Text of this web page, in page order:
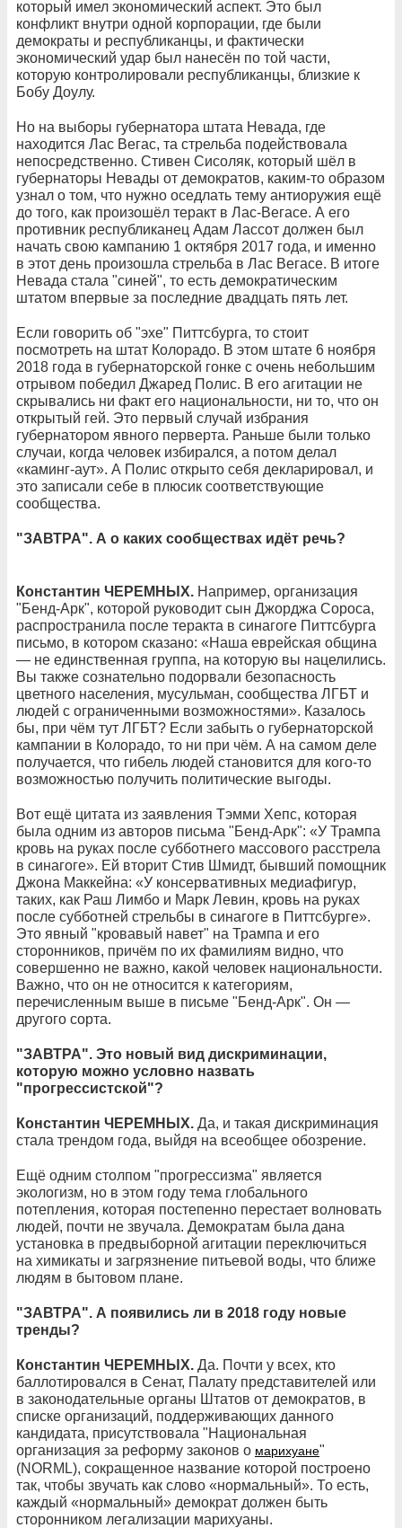
который имел экономический аспект. Это был
конфликт внутри одной корпорации, где были
демократы и республиканцы, и фактически
экономический удар был нанесён по той части,
которую контролировали республиканцы, близкие к
Бобу Доулу.
Но на выборы губернатора штата Невада, где
находится Лас Вегас, та стрельба подействовала
непосредственно. Стивен Сисоляк, который шёл в
губернаторы Невады от демократов, каким-то образом
узнал о том, что нужно оседлать тему антиоружия ещё
до того, как произошёл теракт в Лас-Вегасе. А его
противник республиканец Адам Лассот должен был
начать свою кампанию 1 октября 2017 года, и именно
в этот день произошла стрельба в Лас Вегасе. В итоге
Невада стала "синей", то есть демократическим
штатом впервые за последние двадцать пять лет.
Если говорить об "эхе" Питтсбурга, то стоит
посмотреть на штат Колорадо. В этом штате 6 ноября
2018 года в губернаторской гонке с очень небольшим
отрывом победил Джаред Полис. В его агитации не
скрывались ни факт его национальности, ни то, что он
открытый гей. Это первый случай избрания
губернатором явного перверта. Раньше были только
случаи, когда человек избирался, а потом делал
«каминг-аут». А Полис открыто себя декларировал, и
это записали себе в плюсик соответствующие
сообщества.
"ЗАВТРА". А о каких сообществах идёт речь?
Константин ЧЕРЕМНЫХ. Например, организация
"Бенд-Арк", которой руководит сын Джорджа Сороса,
распространила после теракта в синагоге Питтсбурга
письмо, в котором сказано: «Наша еврейская община
— не единственная группа, на которую вы нацелились.
Вы также сознательно подорвали безопасность
цветного населения, мусульман, сообщества ЛГБТ и
людей с ограниченными возможностями». Казалось
бы, при чём тут ЛГБТ? Если забыть о губернаторской
кампании в Колорадо, то ни при чём. А на самом деле
получается, что гибель людей становится для кого-то
возможностью получить политические выгоды.
Вот ещё цитата из заявления Тэмми Хепс, которая
была одним из авторов письма "Бенд-Арк": «У Трампа
кровь на руках после субботнего массового расстрела
в синагоге». Ей вторит Стив Шмидт, бывший помощник
Джона Маккейна: «У консервативных медиафигур,
таких, как Раш Лимбо и Марк Левин, кровь на руках
после субботней стрельбы в синагоге в Питтсбурге».
Это явный "кровавый навет" на Трампа и его
сторонников, причём по их фамилиям видно, что
совершенно не важно, какой человек национальности.
Важно, что он не относится к категориям,
перечисленным выше в письме "Бенд-Арк". Он —
другого сорта.
"ЗАВТРА". Это новый вид дискриминации,
которую можно условно назвать
"прогрессистской"?
Константин ЧЕРЕМНЫХ. Да, и такая дискриминация
стала трендом года, выйдя на всеобщее обозрение.
Ещё одним столпом "прогрессизма" является
экологизм, но в этом году тема глобального
потепления, которая постепенно перестает волновать
людей, почти не звучала. Демократам была дана
установка в предвыборной агитации переключиться
на химикаты и загрязнение питьевой воды, что ближе
людям в бытовом плане.
"ЗАВТРА". А появились ли в 2018 году новые
тренды?
Константин ЧЕРЕМНЫХ. Да. Почти у всех, кто
баллотировался в Сенат, Палату представителей или
в законодательные органы Штатов от демократов, в
списке организаций, поддерживающих данного
кандидата, присутствовала "Национальная
организация за реформу законов о марихуане"
(NORML), сокращенное название которой построено
так, чтобы звучать как слово «нормальный». То есть,
каждый «нормальный» демократ должен быть
сторонником легализации марихуаны.